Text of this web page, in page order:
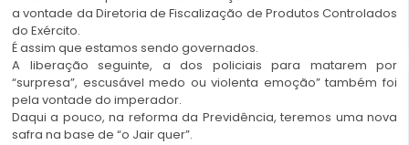
a vontade da Diretoria de Fiscalização de Produtos Controlados
do Exército.
É assim que estamos sendo governados.
A liberação seguinte, a dos policiais para matarem por
“surpresa”, escusável medo ou violenta emoção” também foi
pela vontade do imperador.
Daqui a pouco, na reforma da Previdência, teremos uma nova
safra na base de “o Jair quer”.